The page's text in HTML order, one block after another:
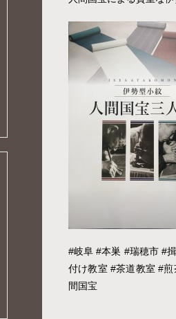
#岐阜 #本巣 #瑞穂市 #
付け教室 #茶道教室 #
間国宝